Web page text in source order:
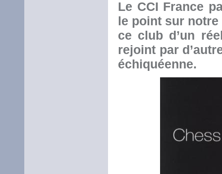
Le CCI France
le point sur
ce club d’un
rejoint par
échiquéenne.